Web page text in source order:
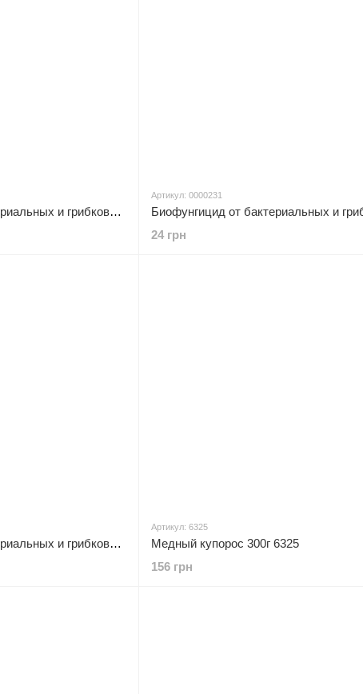
Биофунгицид от бактериальных и грибковых заболеваний для плодово-ягодных растений, 20г Effect 0000221
Артикул: 0000231
24 грн
Биофунгицид от бактериальных и грибковых заболеваний для томатов, 5г Effect 0000241
Артикул: 6325
Медный купорос 300г 6325
156 грн